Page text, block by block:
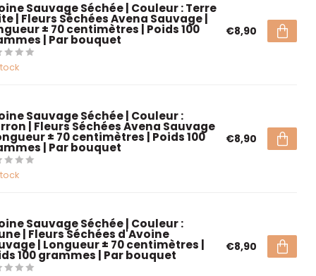
Sauvage Séchée | Couleur : Terre
| Fleurs Séchées Avena Sauvage |
± 70 centimètres | Poids 100
| Par bouquet
€8,90
Sauvage Séchée | Couleur :
| Fleurs Séchées Avena Sauvage
± 70 centimètres | Poids 100
| Par bouquet
€8,90
Sauvage Séchée | Couleur :
| Fleurs Séchées d'Avoine
| Longueur ± 70 centimètres |
100 grammes | Par bouquet
€8,90